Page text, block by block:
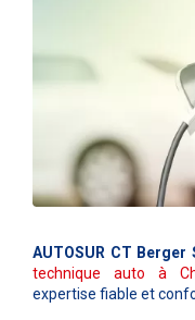
AUTOSUR CT Berger
technique auto à
expertise fiable et